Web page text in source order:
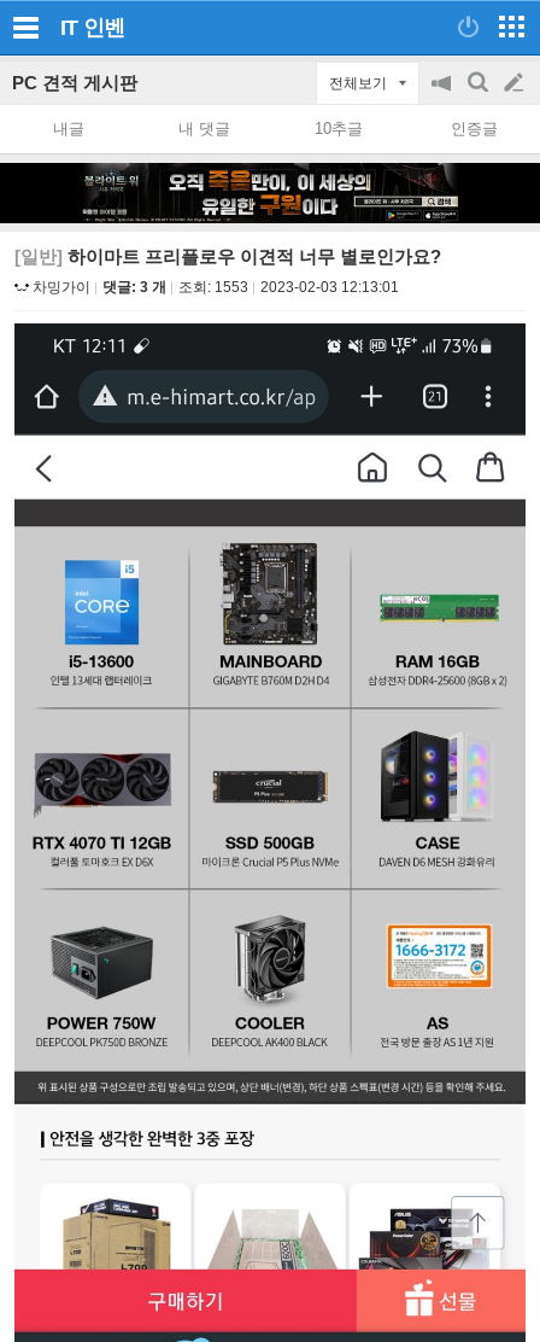
IT 인벤
PC 견적 게시판 전체보기
공
on/off
검
색
글
쓰
내글 내 댓글 10추글 인증글
[일반] 하이마트 프리플로우 이견적 너무 별로인가요?
차밍가이 댓글: 3 개 조회: 1553 2023-02-03 12:13:01